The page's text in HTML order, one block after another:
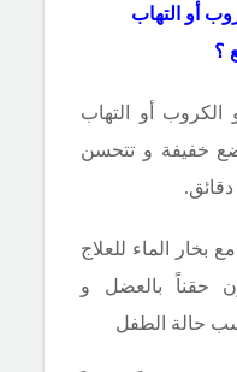
أو التهاب
؟
الكروب أو التهاب
خفيفة و تتحسن
بخار الماء للعلاج
حقناً بالعضل و
حالة الطفل